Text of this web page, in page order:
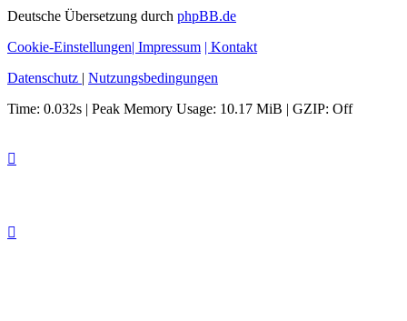
Deutsche Übersetzung durch phpBB.de
Cookie-Einstellungen| Impressum | Kontakt
Datenschutz | Nutzungsbedingungen
Time: 0.032s | Peak Memory Usage: 10.17 MiB | GZIP: Off